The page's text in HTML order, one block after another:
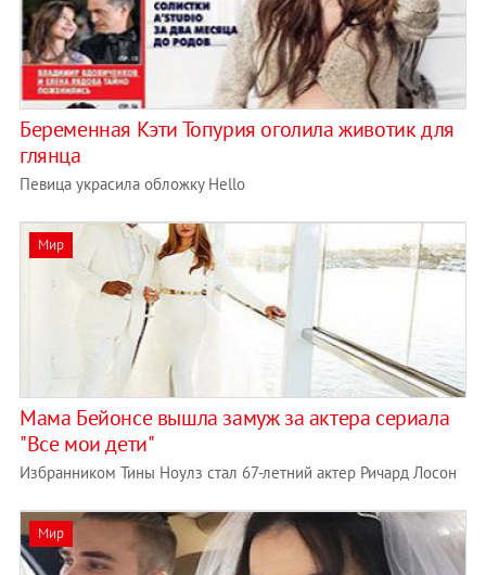
Беременная Кэти Топурия оголила животик для
глянца
Певица украсила обложку Hello
Мир
Мама Бейонсе вышла замуж за актера сериала
"Все мои дети"
Избранником Тины Ноулз стал 67-летний актер Ричард Лосон
Мир